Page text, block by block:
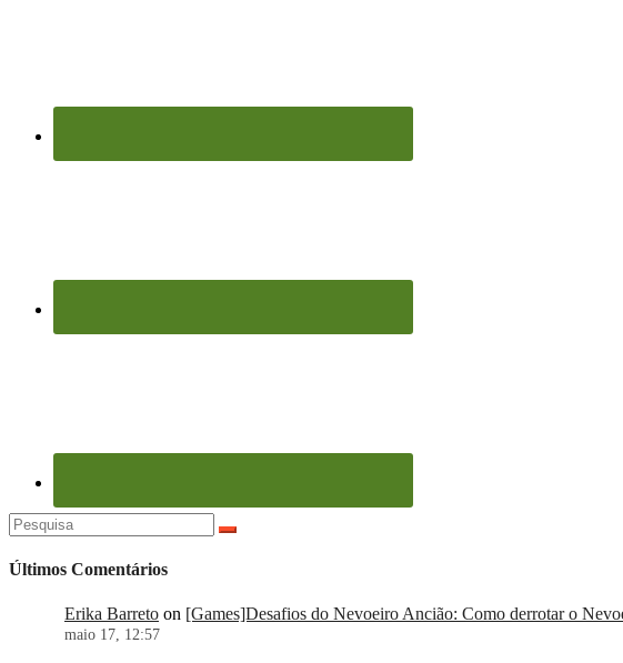
Pesquisar
por:
Últimos Comentários
Erika Barreto on [Games]Desafios do Nevoeiro Ancião: Como derrotar o
maio 17, 12:57